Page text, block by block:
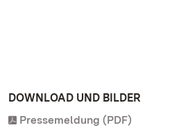
DOWNLOAD UND BILDER
Pressemeldung (PDF)